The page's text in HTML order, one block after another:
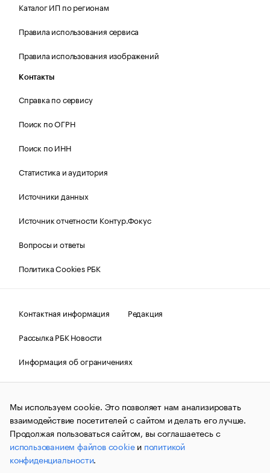
Каталог ИП по регионам
Правила использования сервиса
Правила использования изображений
Контакты
Справка по сервису
Поиск по ОГРН
Поиск по ИНН
Статистика и аудитория
Источники данных
Источник отчетности Контур.Фокус
Вопросы и ответы
Политика Cookies РБК
Контактная информация
Редакция
Рассылка РБК Новости
Информация об ограничениях
Правовая информация
О соблюдении авторских прав
© АО «РОСБИЗНЕСКОНСАЛТИНГ»,1995–2026.Сообщения
и материалы информационного агентства «РБК»
(зарегистрировано Федеральной службой по надзору в сфере
связи, информационных технологий и массовых
коммуникаций (Роскомнадзор) 09.12.2015 за номером ИА
№ФС77-63848) сопровождаются пометкой «РБК». Отдельные
публикации могут содержать информацию,
Мы используем cookie. Это позволяет нам анализировать
взаимодействие посетителей с сайтом и делать его лучше.
Продолжая пользоваться сайтом, вы соглашаетесь с
использованием файлов cookieи политикой
конфиденциальности.